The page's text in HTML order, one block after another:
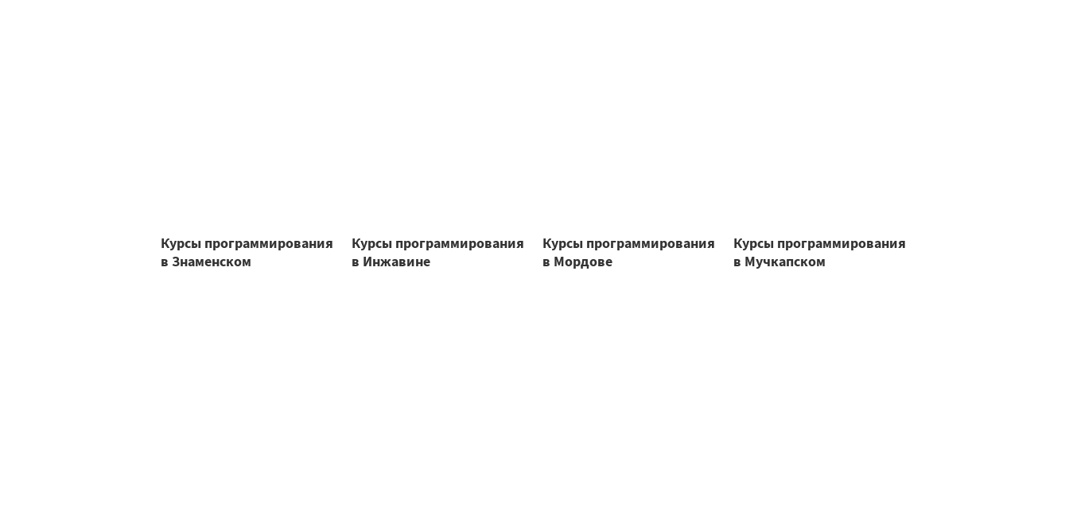
Курсы программирования
в Знаменском
Курсы программирования
в Инжавине
Курсы программирования
в Мордове
Курсы программирования
в Мучкапском